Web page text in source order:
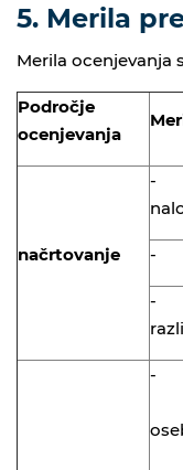
5. Merila
Merila ocenjevanja
Področje
ocenjevanja
načrtovanje
-
-
-
-